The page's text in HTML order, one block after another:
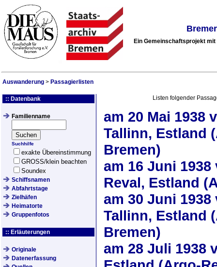
Ein Gemeinschaftsprojekt
Auswanderung > Passagierlisten
:: Datenbank
Familienname
Suchhilfe
exakte Übereinstimmung
GROSS/klein beachten
Soundex
Schiffsnamen
Abfahrtstage
Zielhäfen
Heimatorte
Gruppenfotos
:: Erläuterungen
Originale
Datenerfassung
Listen folgender
am 20 Mai 1938
Tallinn, Estland
Bremen)
am 16 Juni 1938
Reval, Estland
am 30 Juni 1938
Tallinn, Estland
Bremen)
am 28 Juli 1938